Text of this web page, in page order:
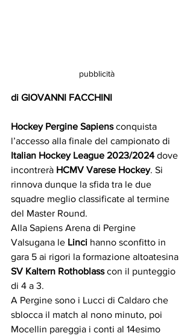
pubblicità
di GIOVANNI FACCHINI
Hockey Pergine Sapiens conquista
l’accesso alla finale del campionato di
Italian Hockey League 2023/2024 dove
incontrerà HCMV Varese Hockey. Si
rinnova dunque la sfida tra le due
squadre meglio classificate al termine
del Master Round.
Alla Sapiens Arena di Pergine
Valsugana le Linci hanno sconfitto in
gara 5 ai rigori la formazione altoatesina
SV Kaltern Rothoblass con il punteggio
di 4 a 3.
A Pergine sono i Lucci di Caldaro che
sblocca il match al nono minuto, poi
Mocellin pareggia i conti al 14esimo